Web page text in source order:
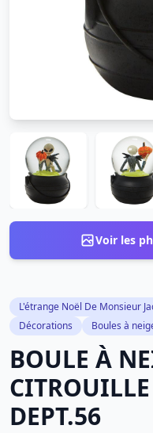
Voir les
L'étrange Noël De Monsieur
Décorations
Boules à
BOULE À
DEPT.56